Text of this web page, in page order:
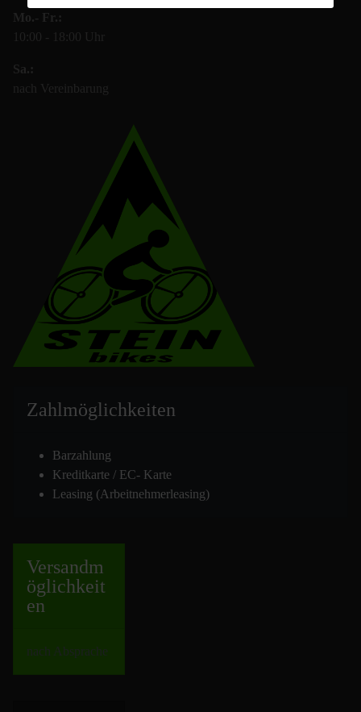
Mo.- Fr.:
10:00 - 18:00 Uhr
Sa.:
nach Vereinbarung
Zahlmöglichkeiten
Barzahlung
Kreditkarte / EC- Karte
Leasing (Arbeitnehmerleasing)
Versandm
öglichkeit
en
nach Absprache